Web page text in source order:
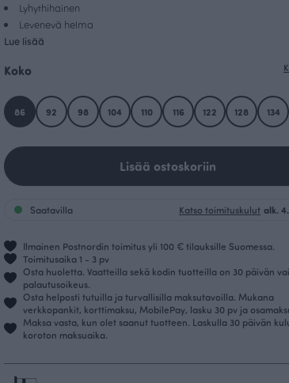
Lyhythihainen
Levenevä helma
Lue lisää
Koko
86 92 98 104 110 116 122 128 134
Lisää ostoskoriin
Saatavilla Katso toimituskulut alk.
Ilmainen Postnordin toimitus yli 100 € tilauksille Suomessa.
Toimitusaika 1 - 3 pv
Osta huoletta. Vaatteilla sekä kodin tuotteilla on 30 päivän
palautusoikeus.
Osta helposti tutuilla ja turvallisilla maksutavoilla. Mukana
verkkopankit, korttimaksu, MobilePay, lasku 30 pv ja
Maksa vasta, kun olet saanut tuotteen. Laskulla 30 päivän
koroton maksuaika.